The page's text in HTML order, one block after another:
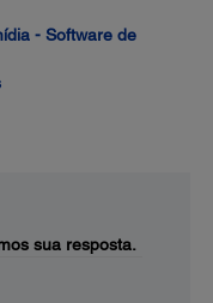
- Software de
sua resposta.